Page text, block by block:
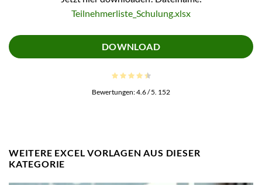
Teilnehmerliste_Schulung.xlsx
DOWNLOAD
Bewertungen:4.6/ 5. 152
WEITERE EXCEL VORLAGEN AUS DIESER
KATEGORIE